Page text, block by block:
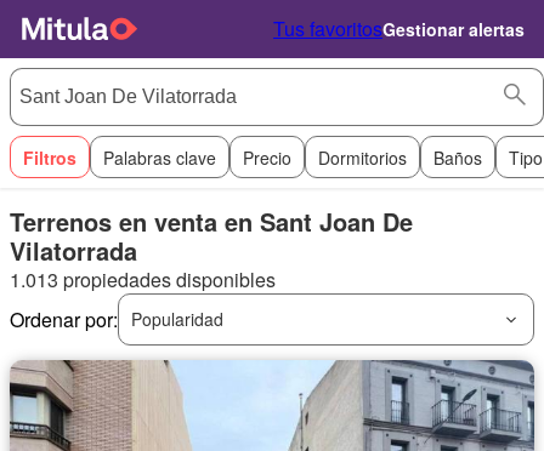
Tus favoritosGestionar alertas
Filtros Palabras clave Precio Dormitorios Baños
Terrenos en venta en Sant Joan De
Vilatorrada
1.013 propiedades disponibles
Ordenar por:
Popularidad